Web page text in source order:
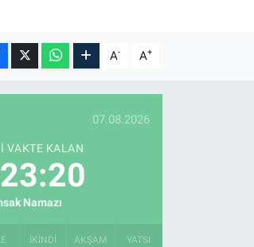
A- A+
07.08.2026
VAKTE KALAN
Namazı
İKINDI AKŞAM YATSI